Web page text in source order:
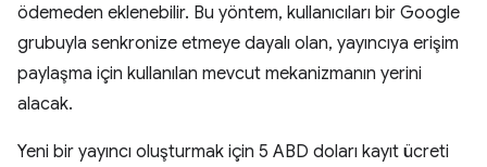
ödemeden eklenebilir. Bu yöntem, kullanıcıları bir Google
grubuyla senkronize etmeye dayalı olan, yayıncıya erişim
paylaşma için kullanılan mevcut mekanizmanın yerini
alacak.
Yeni bir yayıncı oluşturmak için 5 ABD doları kayıt ücreti